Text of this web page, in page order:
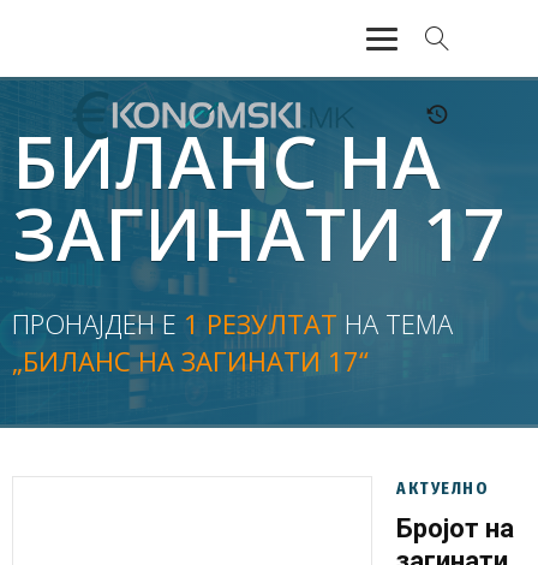
АКТУЕЛНО
ЕКОНОМИЈА
ФИНАНСИИ
БАНКАРСТВО
ЖИВОТ
МОЗАИК
БИЛАНС НА
ЗАГИНАТИ 17
ПРОНАЈДЕН Е 1 РЕЗУЛТАТ НА ТЕМА
„БИЛАНС НА ЗАГИНАТИ 17“
АКТУЕЛНО
Бројот на